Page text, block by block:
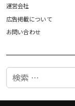
運営会社
広告掲載について
お問い合わせ
検